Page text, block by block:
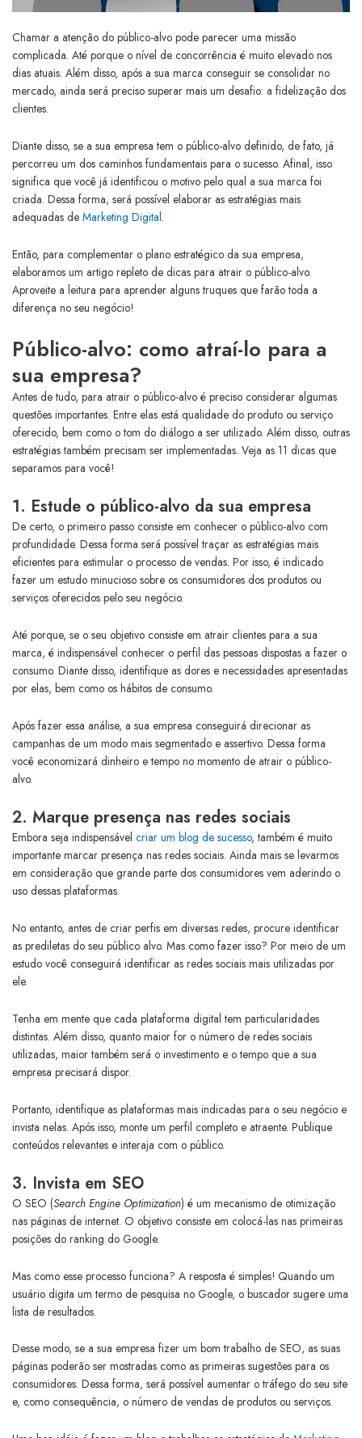
Chamar a atenção do público-alvo pode parecer uma missão
complicada. Até porque o nível de concorrência é muito elevado nos
dias atuais. Além disso, após a sua marca conseguir se consolidar no
mercado, ainda será preciso superar mais um desafio: a fidelização dos
clientes.
Diante disso, se a sua empresa tem o público-alvo definido, de fato, já
percorreu um dos caminhos fundamentais para o sucesso. Afinal, isso
significa que você já identificou o motivo pelo qual a sua marca foi
criada. Dessa forma, será possível elaborar as estratégias mais
adequadas de Marketing Digital.
Então, para complementar o plano estratégico da sua empresa,
elaboramos um artigo repleto de dicas para atrair o público-alvo.
Aproveite a leitura para aprender alguns truques que farão toda a
diferença no seu negócio!
Público-alvo: como atraí-lo para a
sua empresa?
Antes de tudo, para atrair o público-alvo é preciso considerar algumas
questões importantes. Entre elas está qualidade do produto ou serviço
oferecido, bem como o tom do diálogo a ser utilizado. Além disso, outras
estratégias também precisam ser implementadas. Veja as 11 dicas que
separamos para você!
1. Estude o público-alvo da sua empresa
De certo, o primeiro passo consiste em conhecer o público-alvo com
profundidade. Dessa forma será possível traçar as estratégias mais
eficientes para estimular o processo de vendas. Por isso, é indicado
fazer um estudo minucioso sobre os consumidores dos produtos ou
serviços oferecidos pelo seu negócio.
Até porque, se o seu objetivo consiste em atrair clientes para a sua
marca, é indispensável conhecer o perfil das pessoas dispostas a fazer o
consumo. Diante disso, identifique as dores e necessidades apresentadas
por elas, bem como os hábitos de consumo.
Após fazer essa análise, a sua empresa conseguirá direcionar as
campanhas de um modo mais segmentado e assertivo. Dessa forma
você economizará dinheiro e tempo no momento de atrair o público-
alvo.
2. Marque presença nas redes sociais
Embora seja indispensável criar um blog de sucesso, também é muito
importante marcar presença nas redes sociais. Ainda mais se levarmos
em consideração que grande parte dos consumidores vem aderindo o
uso dessas plataformas.
No entanto, antes de criar perfis em diversas redes, procure identificar
as prediletas do seu público alvo. Mas como fazer isso? Por meio de um
estudo você conseguirá identificar as redes sociais mais utilizadas por
ele.
Tenha em mente que cada plataforma digital tem particularidades
distintas. Além disso, quanto maior for o número de redes sociais
utilizadas, maior também será o investimento e o tempo que a sua
empresa precisará dispor.
Portanto, identifique as plataformas mais indicadas para o seu negócio e
invista nelas. Após isso, monte um perfil completo e atraente. Publique
conteúdos relevantes e interaja com o público.
3. Invista em SEO
O SEO (Search Engine Optimization) é um mecanismo de otimização
nas páginas de internet. O objetivo consiste em colocá-las nas primeiras
posições do ranking do Google.
Mas como esse processo funciona? A resposta é simples! Quando um
usuário digita um termo de pesquisa no Google, o buscador sugere uma
lista de resultados.
Desse modo, se a sua empresa fizer um bom trabalho de SEO, as suas
páginas poderão ser mostradas como as primeiras sugestões para os
consumidores. Dessa forma, será possível aumentar o tráfego do seu site
e, como consequência, o número de vendas de produtos ou serviços.